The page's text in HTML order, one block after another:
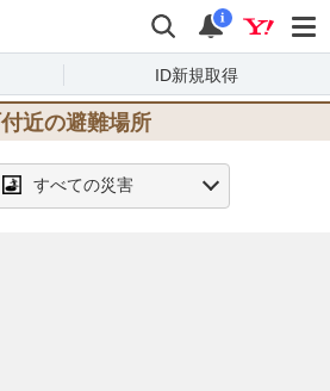
検索 通知
i
ID新規取得
付近の避難場所
すべての災害